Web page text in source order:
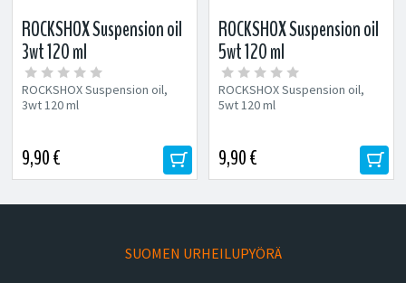
ROCKSHOX Suspension oil
3wt 120 ml
ROCKSHOX Suspension oil,
3wt 120 ml
9,90 €
ROCKSHOX Suspension oil
5wt 120 ml
ROCKSHOX Suspension oil,
5wt 120 ml
9,90 €
SUOMEN URHEILUPYÖRÄ